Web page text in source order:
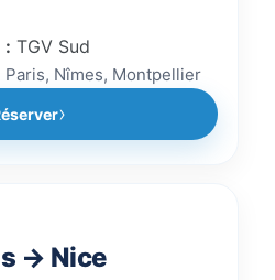
: TGV Sud
Paris, Nîmes, Montpellier
→ Nice